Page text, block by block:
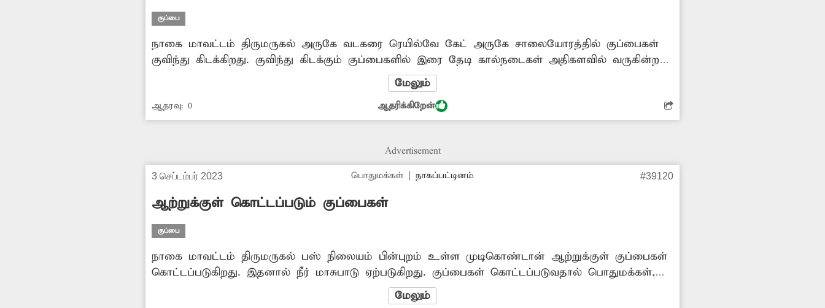
குப்பை
நாகை மாவட்டம் திருமருகல் அருகே வடகரை ரெயில்வே கேட் அருகே சாலையோரத்தில் குப்பைகள்
குவிந்து கிடக்கிறது. குவிந்து கிடக்கும் குப்பைகளில் இரை தேடி கால்நடைகள் அதிகளவில் வருகின்றன.
இதனால் போக்குவரத்து இடையூறு ஏற்படுகிறது. குவிந்து கிடக்கும் குப்பைகளால் துர்நாற்றம் வீசுவதால்
சுகாதார சீர்கேடு ஏற்பட்டு தொற்று நோய் பரவும் அபாயம் உள்ளது. எனவே, சம்பந்தப்பட்ட
அதிகாரிகள் மேற்கண்ட பகுதியில் குவிந்து கிடக்கும் குப்பைகளை அகற்ற நடவடிக்கை எடுக்க
வேண்டும் என்பதே பொதுமக்களின் கோரிக்கையாகும்.
மேலும்
ஆதரவு: 0 ஆதரிக்கிறேன்
Advertisement
3 செப்டம்பர் 2023 பொதுமக்கள் |நாகப்பட்டினம் #39120
ஆற்றுக்குள் கொட்டப்படும் குப்பைகள்
குப்பை
நாகை மாவட்டம் திருமருகல் பஸ் நிலையம் பின்புறம் உள்ள முடிகொண்டான் ஆற்றுக்குள் குப்பைகள்
கொட்டப்படுகிறது. இதனால் நீர் மாசுபாடு ஏற்படுகிறது. குப்பைகள் கொட்டப்படுவதால் பொதுமக்கள்,
விவசாயிகள் ஆற்றுநீரை பயன்படுத்த முடியாத நிலை உருவாகிறது. மேலும், ஆற்றங்கரையோரத்திலும்
குப்பைகள் குவிந்து கிடக்கிறது. எனவே, சம்பந்தப்பட்ட அதிகாரிகள் முடிகொண்டான் ஆற்றுக்குள்
மேலும்